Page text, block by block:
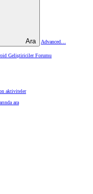
Ara Advanced…
aktiviteler
ara